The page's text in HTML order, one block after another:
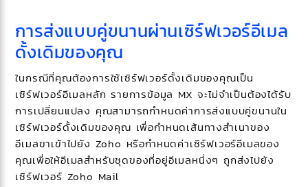
การส่งแบบคู่ขนานผ่านเซิร์ฟเวอร์อีเมล
ดั้งเดิมของคุณ
ในกรณีที่คุณต้องการใช้เซิร์ฟเวอร์ดั้งเดิมของคุณเป็น
เซิร์ฟเวอร์อีเมลหลัก รายการข้อมูล MX จะไม่จำเป็นต้องได้รับ
การเปลี่ยนแปลง คุณสามารถกำหนดค่าการส่งแบบคู่ขนานใน
เซิร์ฟเวอร์ดั้งเดิมของคุณ เพื่อกำหนดเส้นทางสำเนาของ
อีเมลขาเข้าไปยัง Zoho หรือกำหนดค่าเซิร์ฟเวอร์อีเมลของ
คุณเพื่อให้อีเมลสำหรับชุดของที่อยู่อีเมลหนึ่งๆ ถูกส่งไปยัง
เซิร์ฟเวอร์ Zoho Mail